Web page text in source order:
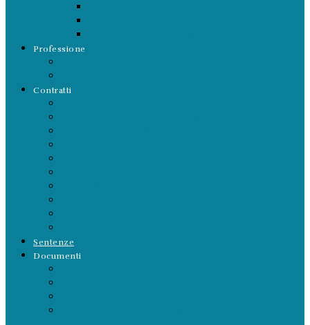
Professione
Contratti
Sentenze
Documenti